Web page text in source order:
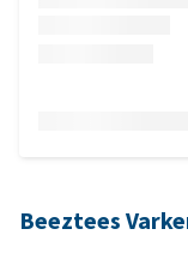
Beeztees